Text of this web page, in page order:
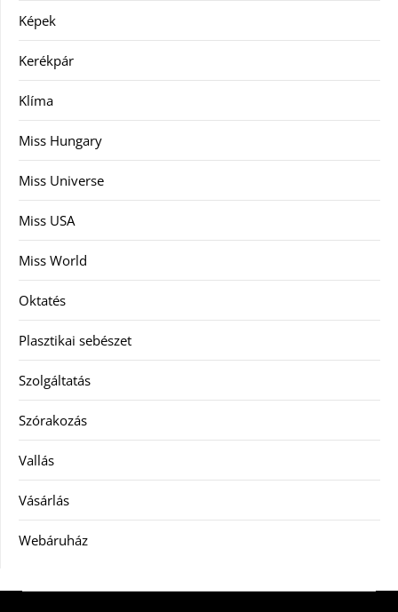
Képek
Kerékpár
Klíma
Miss Hungary
Miss Universe
Miss USA
Miss World
Oktatés
Plasztikai sebészet
Szolgáltatás
Szórakozás
Vallás
Vásárlás
Webáruház